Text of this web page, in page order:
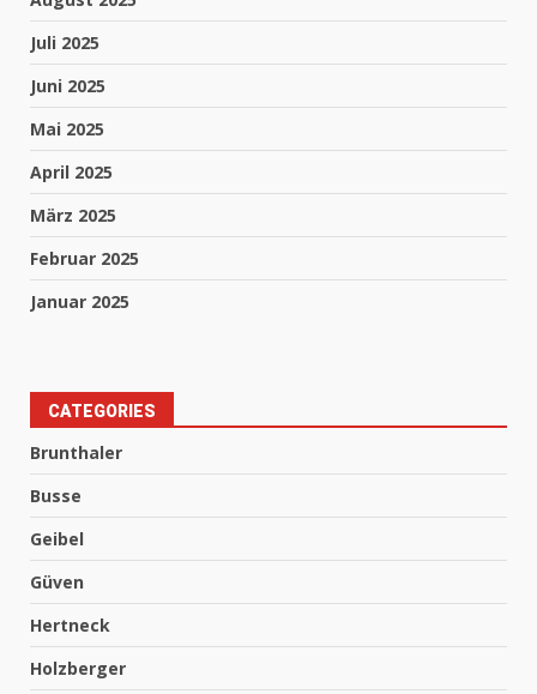
Juli 2025
Juni 2025
Mai 2025
April 2025
März 2025
Februar 2025
Januar 2025
CATEGORIES
Brunthaler
Busse
Geibel
Güven
Hertneck
Holzberger